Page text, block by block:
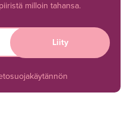
milloin tahansa.